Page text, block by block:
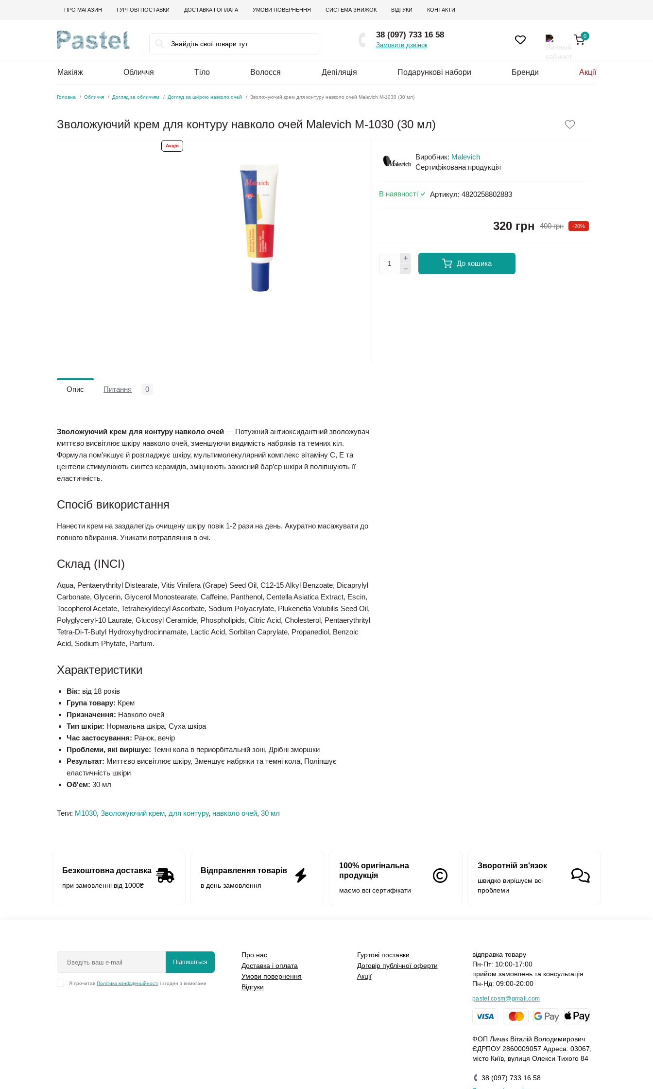
ПРО МАГАЗИН ГУРТОВІ ПОСТАВКИ ДОСТАВКА І ОПЛАТА УМОВИ ПОВЕРНЕННЯ СИСТЕМА ЗНИЖОК ВІДГУКИ КОНТАКТИ
38 (097) 733 16 58
Замовити дзвінок
0
Макіяж Обличчя Тіло Волосся Депіляція Подарункові набори Бренди Акції
Головна Обличчя Догляд за обличчям Догляд за шкірою навколо очей Зволожуючий крем для контуру навколо очей Malevich М-1030 (30 мл)
Зволожуючий крем для контуру навколо очей Malevich М-1030 (30 мл)
Акція
Виробник: Malevich
Сертифікована продукція
В наявності Артикул: 4820258802883
400 грн -20%
320 грн
До кошика
Опис Питання 0
Зволожуючий крем для контуру навколо очей — Потужний антиоксидантний зволожувач
миттєво висвітлює шкіру навколо очей, зменшуючи видимість набряків та темних кіл.
Формула пом’якшує й розгладжує шкіру, мультимолекулярний комплекс вітаміну С, Е та
центели стимулюють синтез керамідів, зміцнюють захисний бар’єр шкіри й поліпшують її
еластичність.
Спосіб використання
Нанести крем на заздалегідь очищену шкіру повік 1-2 рази на день. Акуратно масажувати до
повного вбирання. Уникати потрапляння в очі.
Склад (INCI)
Aqua, Pentaerythrityl Distearate, Vitis Vinifera (Grape) Seed Oil, C12-15 Alkyl Benzoate, Dicaprylyl
Carbonate, Glycerin, Glycerol Monostearate, Caffeine, Panthenol, Centella Asiatica Extract, Escin,
Tocopherol Acetate, Tetrahexyldecyl Ascorbate, Sodium Polyacrylate, Plukenetia Volubilis Seed Oil,
Polyglyceryl-10 Laurate, Glucosyl Ceramide, Phospholipids, Citric Acid, Cholesterol, Pentaerythrityl
Tetra-Di-T-Butyl Hydroxyhydrocinnamate, Lactic Acid, Sorbitan Caprylate, Propanediol, Benzoic
Acid, Sodium Phytate, Parfum.
Характеристики
Вік: від 18 років
Група товару: Крем
Призначення: Навколо очей
Тип шкіри: Нормальна шкіра, Суха шкіра
Час застосування: Ранок, вечір
Проблеми, які вирішує: Темні кола в периорбітальній зоні, Дрібні зморшки
Результат: Миттєво висвітлює шкіру, Зменшує набряки та темні кола, Поліпшує
еластичність шкіри
Об'єм: 30 мл
Теги: М1030, Зволожуючий крем, для контуру, навколо очей, 30 мл
Безкоштовна доставка
при замовленні від 1000₴
Відправлення товарів
в день замовлення
100% оригінальна
продукція
маємо всі сертифікати
Зворотній зв'язок
швидко вирішуєм всі
проблеми
Підпишіться
Я прочитав Політика конфіденційності і згоден з вимогами
Про нас
Доставка і оплата
Умови повернення
Відгуки
Гуртові поставки
Договір публічної оферти
Акції
відправка товару
Пн-Пт: 10:00-17:00
прийом замовлень та консультація
Пн-Нд: 09:00-20:00
pastel.cosm@gmail.com
ФОП Личак Віталій Володимирович
ЄДРПОУ 2860009057 Адреса: 03067,
місто Київ, вулиця Олекси Тихого 84
38 (097) 733 16 58